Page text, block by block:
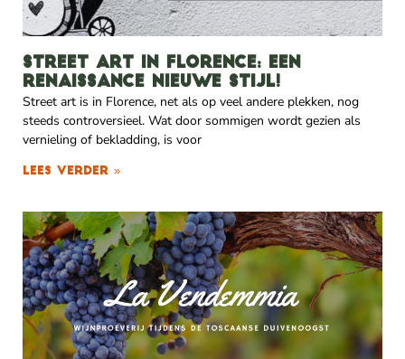
Street art in Florence: een
renaissance nieuwe stijl!
Street art is in Florence, net als op veel andere plekken, nog
steeds controversieel. Wat door sommigen wordt gezien als
vernieling of bekladding, is voor
Lees verder »